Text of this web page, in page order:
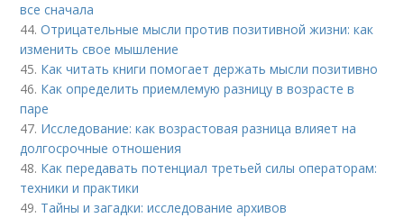
все сначала
44.Отрицательные мысли против позитивной жизни: как
изменить свое мышление
45. Как читать книги помогает держать мысли позитивно
46. Как определить приемлемую разницу в возрасте в
паре
47. Исследование: как возрастовая разница влияет на
долгосрочные отношения
48. Как передавать потенциал третьей силы операторам:
техники и практики
49. Тайны и загадки: исследование архивов